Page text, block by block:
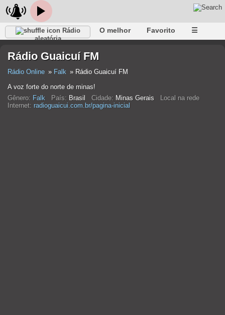
Rádio
aleatória
O melhor Favorito ☰
Rádio Guaicuí FM
Rádio Online Falk
Rádio Guaicuí FM
A voz forte do norte de minas!
Gênero: Falk País: Brasil Cidade: Minas Gerais
Local na rede
Internet: radioguaicui.com.br/pagina-inicial